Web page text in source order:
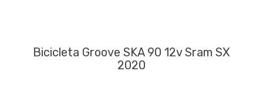
Bicicleta Groove SKA 90 12v Sram SX
2020